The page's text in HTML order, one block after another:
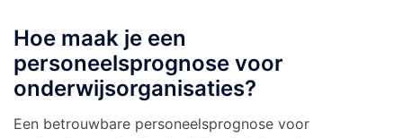
Hoe maak je een
personeelsprognose voor
onderwijsorganisaties?
Een betrouwbare personeelsprognose voor